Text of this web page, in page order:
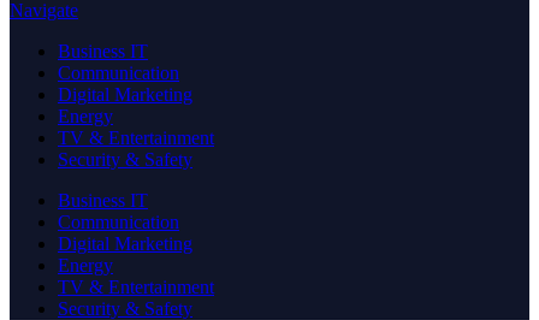
Navigate
Business IT
Communication
Digital Marketing
Energy
TV & Entertainment
Security & Safety
Business IT
Communication
Digital Marketing
Energy
TV & Entertainment
Security & Safety